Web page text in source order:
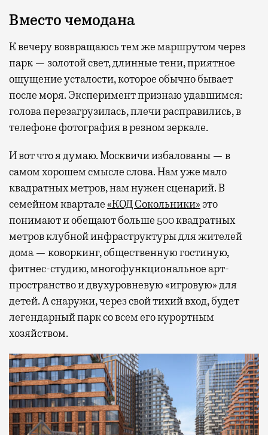
Вместо чемодана
К вечеру возвращаюсь тем же маршрутом через
парк — золотой свет, длинные тени, приятное
ощущение усталости, которое обычно бывает
после моря. Эксперимент признаю удавшимся:
голова перезагрузилась, плечи расправились, в
телефоне фотография в резном зеркале.
И вот что я думаю. Москвичи избалованы — в
самом хорошем смысле слова. Нам уже мало
квадратных метров, нам нужен сценарий. В
семейном квартале«КОД Сокольники»это
понимают и обещают больше 500 квадратных
метров клубной инфраструктуры для жителей
дома — коворкинг, общественную гостиную,
фитнес-студию, многофункциональное арт-
пространство и двухуровневую «игровую» для
детей. А снаружи, через свой тихий вход, будет
легендарный парк со всем его курортным
хозяйством.